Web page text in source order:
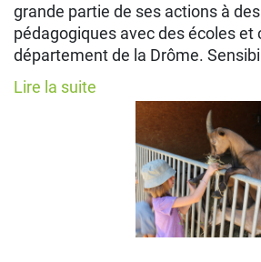
grande partie de ses actions à
pédagogiques avec des écoles et
département de la Drôme.
Lire la suite